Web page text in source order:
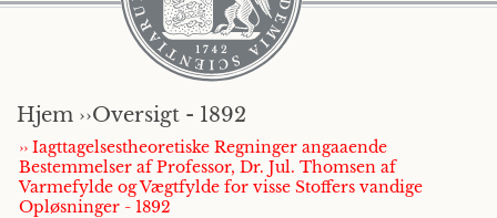
Hjem ››Oversigt - 1892
›› Iagttagelsestheoretiske Regninger angaaende
Bestemmelser af Professor, Dr. Jul. Thomsen af
Varmefylde og Vægtfylde for visse Stoffers vandige
Opløsninger - 1892